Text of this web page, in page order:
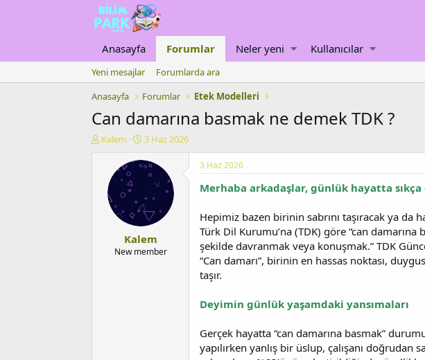
Anasayfa Forumlar Neler yeni Kullanıcılar
Yeni mesajlar
Forumlarda ara
Anasayfa
Forumlar Etek Modelleri
Can damarına basmak ne demek TDK ?
K
Kalem
B
ş
n
g
ı
ç
t
3 Haz 2026
Kalem
New member
3 Haz 2026
Merhaba arkadaşlar, günlük hayatta
Hepimiz bazen birinin sabrını taşıracak ya
Türk Dil Kurumu’na (TDK) göre “can
şekilde davranmak veya konuşmak.” TDK
“Can damarı”, birinin en hassas noktası,
taşır.
Deyimin günlük yaşamdaki yansımaları
Gerçek hayatta “can damarına basmak”
yapılırken yanlış bir üslup, çalışanı